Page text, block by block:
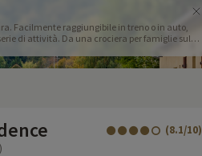
Facilmente raggiungibile in treno o in auto,
di attività. Da una crociera per famiglie sul
e le attività divertenti, mentre i genitori
con le loro case a graticcio. Per un soggiorno
potrai rilassarti in tutta comodità. Con un
soggiorni economici sul Reno, hai tutto ciò
(8.1/10)